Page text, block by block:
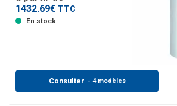
1432.69€ TTC
En stock
Consulter - 4 modèles